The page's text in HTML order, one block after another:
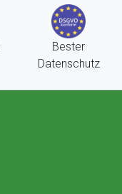
Bester
Datenschutz